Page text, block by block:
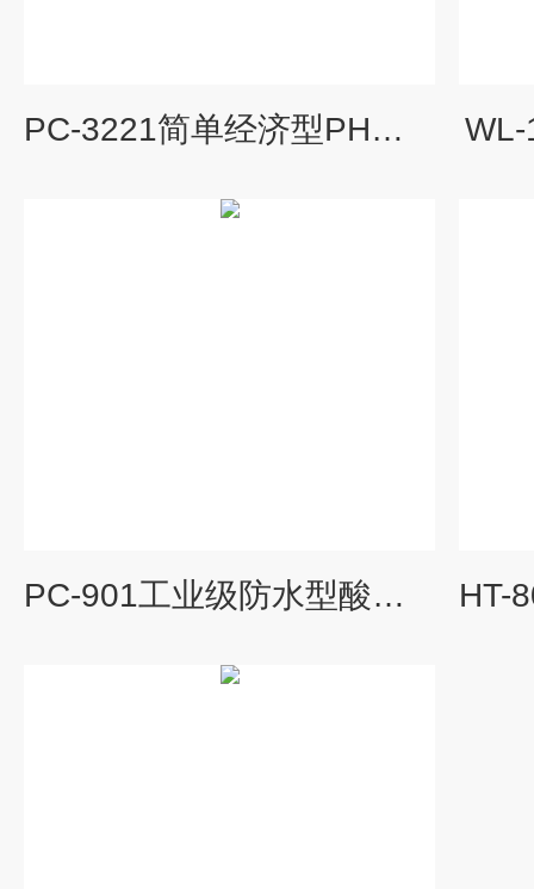
PC-3221简单经济型PH控制器 WL-
PC-901工业级防水型酸碱浓度计,防水型酸碱浓度计,工业酸碱浓度计